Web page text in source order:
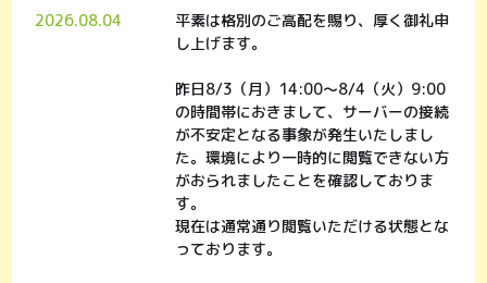
2026.08.04
平素は格別のご高配を賜り、厚く御礼申
し上げます。
昨日8/3（月）14:00～8/4（火）9:00
の時間帯におきまして、サーバーの接続
が不安定となる事象が発生いたしまし
た。環境により一時的に閲覧できない方
がおられましたことを確認しておりま
す。
現在は通常通り閲覧いただける状態とな
っております。